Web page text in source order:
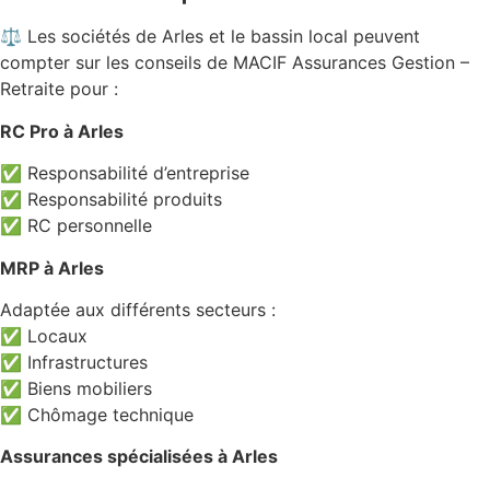
⚖️ Les sociétés de Arles et le bassin local peuvent
compter sur les conseils de MACIF Assurances Gestion –
Retraite pour :
RC Pro à Arles
✅ Responsabilité d’entreprise
✅ Responsabilité produits
✅ RC personnelle
MRP à Arles
Adaptée aux différents secteurs :
✅ Locaux
✅ Infrastructures
✅ Biens mobiliers
✅ Chômage technique
Assurances spécialisées à Arles